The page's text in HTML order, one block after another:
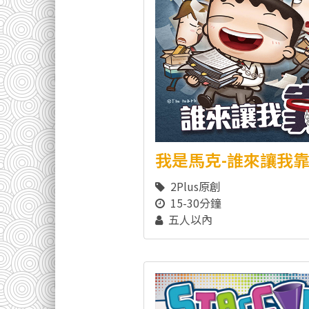
我是馬克-誰來讓我靠
2Plus原創
15-30分鐘
五人以內